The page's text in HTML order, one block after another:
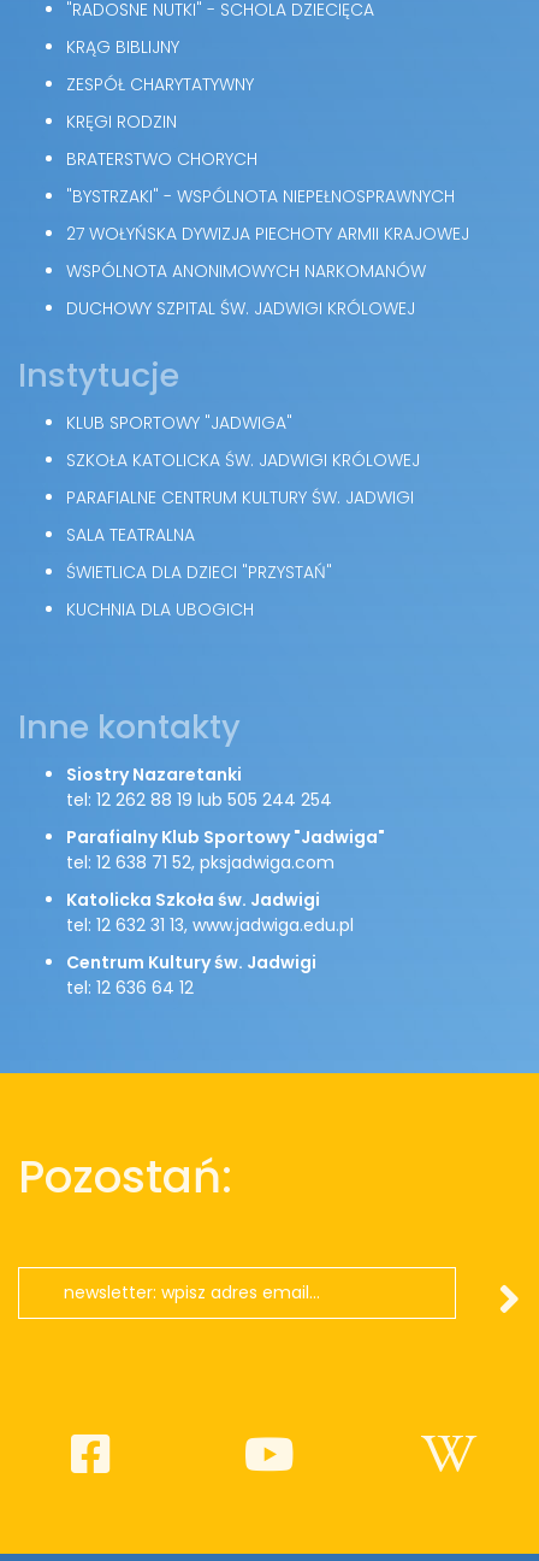
"RADOSNE NUTKI" - SCHOLA DZIECIĘCA
KRĄG BIBLIJNY
ZESPÓŁ CHARYTATYWNY
KRĘGI RODZIN
BRATERSTWO CHORYCH
"BYSTRZAKI" - WSPÓLNOTA NIEPEŁNOSPRAWNYCH
27 WOŁYŃSKA DYWIZJA PIECHOTY ARMII KRAJOWEJ
WSPÓLNOTA ANONIMOWYCH NARKOMANÓW
DUCHOWY SZPITAL ŚW. JADWIGI KRÓLOWEJ
Instytucje
KLUB SPORTOWY "JADWIGA"
SZKOŁA KATOLICKA ŚW. JADWIGI KRÓLOWEJ
PARAFIALNE CENTRUM KULTURY ŚW. JADWIGI
SALA TEATRALNA
ŚWIETLICA DLA DZIECI "PRZYSTAŃ"
KUCHNIA DLA UBOGICH
Inne kontakty
Siostry Nazaretanki
tel: 12 262 88 19 lub 505 244 254
Parafialny Klub Sportowy "Jadwiga"
tel: 12 638 71 52, pksjadwiga.com
Katolicka Szkoła św. Jadwigi
tel: 12 632 31 13, www.jadwiga.edu.pl
Centrum Kultury św. Jadwigi
tel: 12 636 64 12
Pozostań: